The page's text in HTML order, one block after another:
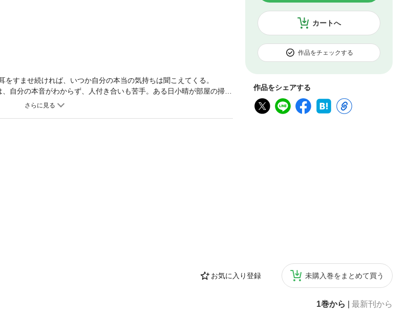
カートへ
作品をチェックする
作品をシェアする
お気に入り登録 未購入巻をまとめて買う
1巻から 最新刊から
をすませ続ければ、いつか自分の本当の気持ちは聞こえてくる。
自分の本音がわからず、人付き合いも苦手。ある日小晴が部屋の掃除
消えかけた手書きの地図のようなものを開いた途端、小晴はいつの
に遊ぶうちに、ラッタッタに心を開く小晴だが、「大人になるため」
くて。 【目次】1 〈ふしぎの街〉の地図／2 春休みのこと／3 木山鈴
マジナリーフレンド／14 またね、ラッタッタ／15 これから